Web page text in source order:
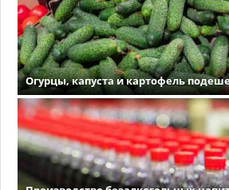
Огурцы, капуста и картофель